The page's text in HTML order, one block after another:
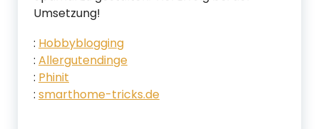
Umsetzung!
: Hobbyblogging
: Allergutendinge
: Phinit
: smarthome-tricks.de